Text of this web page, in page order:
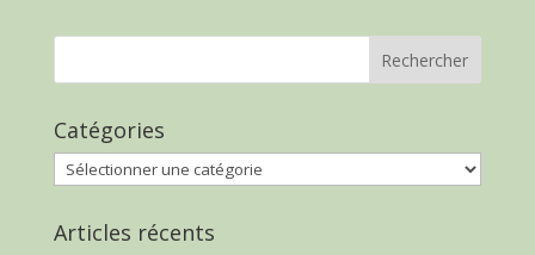
Catégories
Catégories
Articles récents